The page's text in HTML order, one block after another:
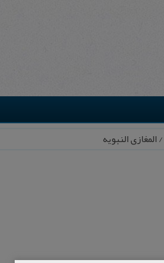
/ المغازی النبویه